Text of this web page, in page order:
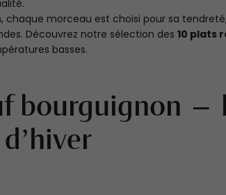
, chaque morceau est choisi pour sa
Découvrez notre sélection des 10 plats
basses.
bourguignon —